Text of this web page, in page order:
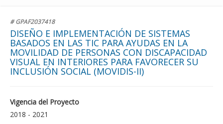
# GPAF2037418
DISEÑO E IMPLEMENTACIÓN DE SISTEMAS
BASADOS EN LAS TIC PARA AYUDAS EN LA
MOVILIDAD DE PERSONAS CON DISCAPACIDAD
VISUAL EN INTERIORES PARA FAVORECER SU
INCLUSIÓN SOCIAL (MOVIDIS-II)
Vigencia del Proyecto
2018 - 2021